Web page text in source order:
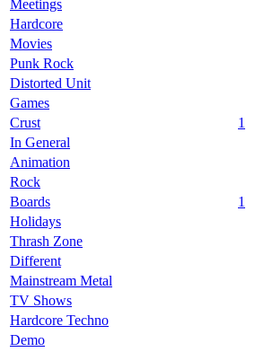
Meetings
Hardcore
Movies
Punk Rock
Distorted Unit
Games
Crust
1
In General
Animation
Rock
Boards
1
Holidays
Thrash Zone
Different
Mainstream Metal
TV Shows
Hardcore Techno
Demo